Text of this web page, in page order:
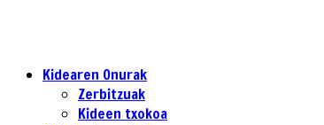
Kidearen Onurak
Zerbitzuak
Kideen txokoa